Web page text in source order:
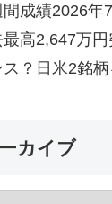
間成績2026
高2,647万
ス？日米2銘柄
カイブ